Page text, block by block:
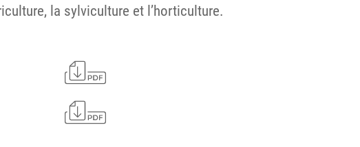
la sylviculture et l’horticulture.